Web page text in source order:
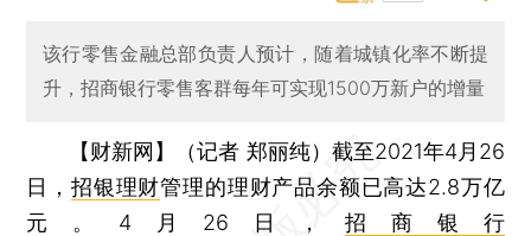
该行零售金融总部负责人预计，随着城镇化率不断提
升，招商银行零售客群每年可实现1500万新户的增量
【财新网】（记者 郑丽纯） 截至2021年4月26
日，招银理财管理的理财产品余额已高达2.8万亿
元。4月26日，招商银行